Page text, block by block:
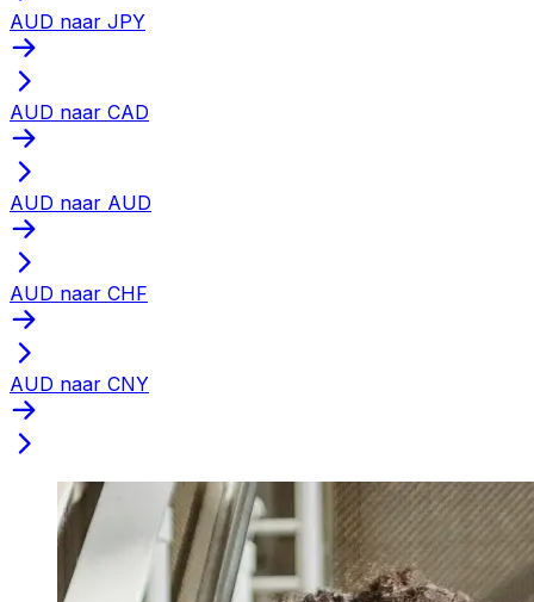
AUD naar JPY
AUD naar CAD
AUD naar AUD
AUD naar CHF
AUD naar CNY